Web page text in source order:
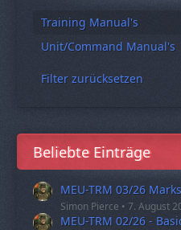
Training Manual's
Unit/Command Manual's
Filter zurücksetzen
Beliebte Einträge
MEU-TRM 03/26
Simon Pierce 7. August
MEU-TRM 02/26 -